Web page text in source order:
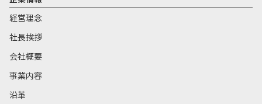
経営理念
社長挨拶
会社概要
事業内容
沿革